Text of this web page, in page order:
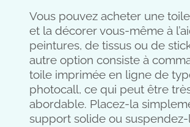
Vous pouvez acheter une
et la décorer vous-même à
peintures, de tissus ou de
autre option consiste à
toile imprimée en ligne de
photocall, ce qui peut être
abordable. Placez-la
support solide ou